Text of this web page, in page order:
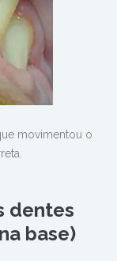
movimentou o
dentes
base)